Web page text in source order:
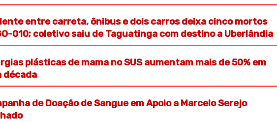
entre carreta, ônibus e dois carros deixa cinco mortos
010; coletivo saiu de Taguatinga com destino a Uberlândia
plásticas de mama no SUS aumentam mais de 50% em
década
de Doação de Sangue em Apoio a Marcelo Serejo